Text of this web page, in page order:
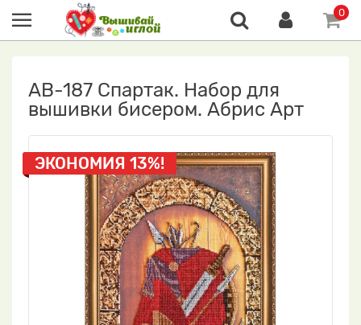
0
АВ-187 Спартак. Набор для
вышивки бисером. Абрис Арт
ЭКОНОМИЯ 13%!